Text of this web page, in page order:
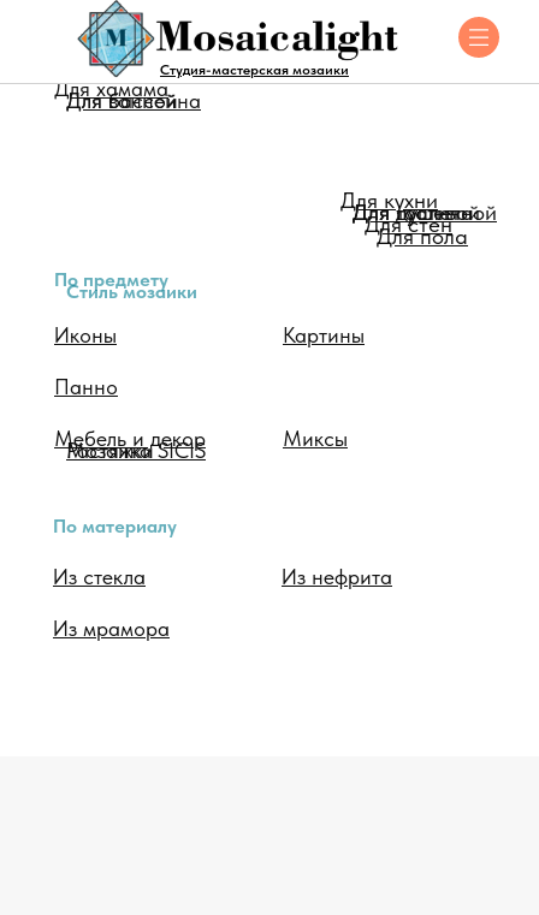
Студия-мастерская мозаики
Стиль мозаики
Мебель и декор
Мозаика SICIS
Иконы Картины
Миксы
Панно
По предмету
Растяжки
По материалу
Из стекла Из нефрита
Из мрамора
Для кухни
Для душевой
Для туалета
Для гостинной
Для стен
Для пола
Для хамама
Для ванной
Для бассейна
Для помещения